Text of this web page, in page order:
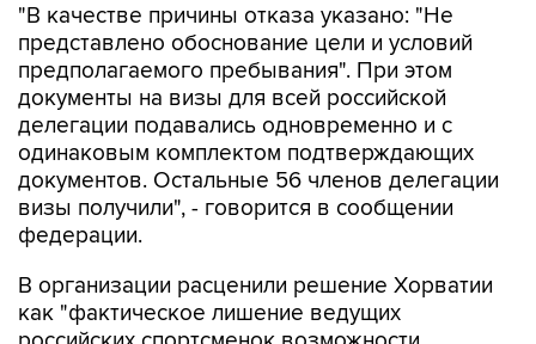
"В качестве причины отказа указано: "Не
представлено обоснование цели и условий
предполагаемого пребывания". При этом
документы на визы для всей российской
делегации подавались одновременно и с
одинаковым комплектом подтверждающих
документов. Остальные 56 членов делегации
визы получили", - говорится в сообщении
федерации.
В организации расценили решение Хорватии
как "фактическое лишение ведущих